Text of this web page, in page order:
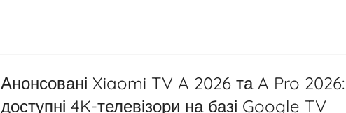
Анонсовані Xiaomi TV A 2026 та A Pro 2026:
доступні 4K-телевізори на базі Google TV